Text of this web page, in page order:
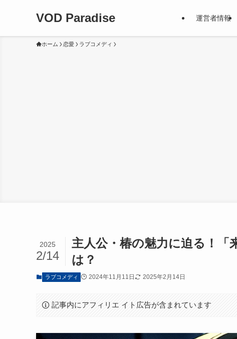
VOD Paradise 運営者情報
ホーム 恋愛 ラブコメディ
主人公・椿の魅力に迫る！「
は？
2025
2/14
ラブコメディ 2024年11月11日 2025年2月14日
記事内にアフィリエ イト広告が含まれています